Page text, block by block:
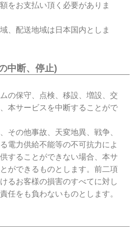
をお支払い頂く必要がありま
、配送地域は日本国内としま
中断、停止)
の保守、点検、移設、増設、交
本サービスを中断することがで
その他事故、天変地異、戦争、
電力供給不能等の不可抗力によ
することができない場合、本サ
ができるものとします。前二項
るお客様の損害のすべてに対し
任をも負わないものとします。